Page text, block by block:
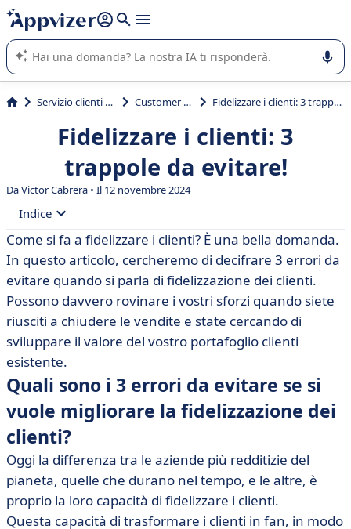
righe con
shift + enter
L'IA di Appvizer vi guida nell'utilizzo o nella scelta di un
software SaaS per la vostra azienda.
Servizio clienti e vendite Customer Loyalty Fidelizzare i clienti: 3 trappole da evitare!
Fidelizzare i clienti: 3
trappole da evitare!
Da Victor Cabrera • Il 12 novembre 2024
Indice
• Quali sono i 3 errori da evitare se si vuole migliorare
la fidelizzazione dei clienti?
• Primo errore: non preoccuparsi del cliente dopo la
vendita
• Secondo errore: avere un unico punto di contatto
dopo la vendita
• Terzo errore: non chiedere cosa si può migliorare
Come si fa a fidelizzare i clienti? È una bella domanda.
In questo articolo, cercheremo di decifrare 3 errori da
evitare quando si parla di fidelizzazione dei clienti.
Possono davvero rovinare i vostri sforzi quando siete
riusciti a chiudere le vendite e state cercando di
sviluppare il valore del vostro portafoglio clienti
esistente.
Quali sono i 3 errori da evitare se si
vuole migliorare la fidelizzazione dei
clienti?
Oggi la differenza tra le aziende più redditizie del
pianeta, quelle che durano nel tempo, e le altre, è
proprio la loro capacità di fidelizzare i clienti.
Questa capacità di trasformare i clienti in fan, in modo